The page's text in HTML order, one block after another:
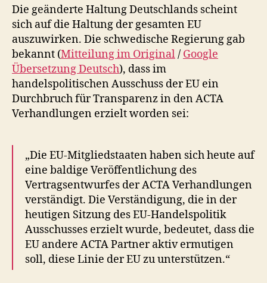
Die geänderte Haltung Deutschlands scheint
sich auf die Haltung der gesamten EU
auszuwirken. Die schwedische Regierung gab
bekannt (Mitteilung im Original/ Google
Übersetzung Deutsch), dass im
handelspolitischen Ausschuss der EU ein
Durchbruch für Transparenz in den ACTA
Verhandlungen erzielt worden sei:
„Die EU-Mitgliedstaaten haben sich heute auf
eine baldige Veröffentlichung des
Vertragsentwurfes der ACTA Verhandlungen
verständigt. Die Verständigung, die in der
heutigen Sitzung des EU-Handelspolitik
Ausschusses erzielt wurde, bedeutet, dass die
EU andere ACTA Partner aktiv ermutigen
soll, diese Linie der EU zu unterstützen.“